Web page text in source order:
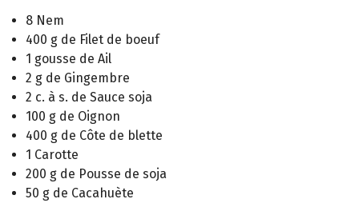
8 Nem
400 g de Filet de boeuf
1 gousse de Ail
2 g de Gingembre
2 c. à s. de Sauce soja
100 g de Oignon
400 g de Côte de blette
1 Carotte
200 g de Pousse de soja
50 g de Cacahuète